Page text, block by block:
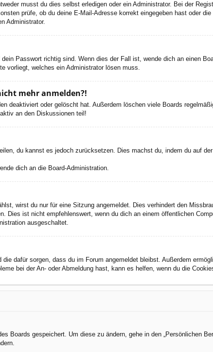
musst du dies selbst erledigen oder ein Administrator. Bei der
prüfe, ob du deine E-Mail-Adresse korrekt eingegeben hast oder
Administrator.
Passwort richtig sind. Wenn dies der Fall ist, wende dich an einen
vorliegt, welches ein Administrator lösen muss.
mehr anmelden?!
deaktiviert oder gelöscht hat. Außerdem löschen viele Boards
an den Diskussionen teil!
du kannst es jedoch zurücksetzen. Dies machst du, indem du auf
dich an die Board-Administration.
wirst du nur für eine Sitzung angemeldet. Dies verhindert den
Dies ist nicht empfehlenswert, wenn du dich an einem öffentlichen
ausgeschaltet.
dafür sorgen, dass du im Forum angemeldet bleibst. Außerdem
bei der An- oder Abmeldung hast, kann es helfen, wenn du die
Boards gespeichert. Um diese zu ändern, gehe in den „Persönlichen